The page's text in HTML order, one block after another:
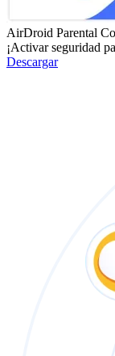
AirDroid Parental
¡Activar seguridad
Descargar